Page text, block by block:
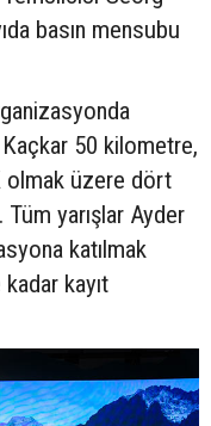
basın mensubu
50 kilometre,
olmak üzere dört
yarışlar Ayder
katılmak
kayıt